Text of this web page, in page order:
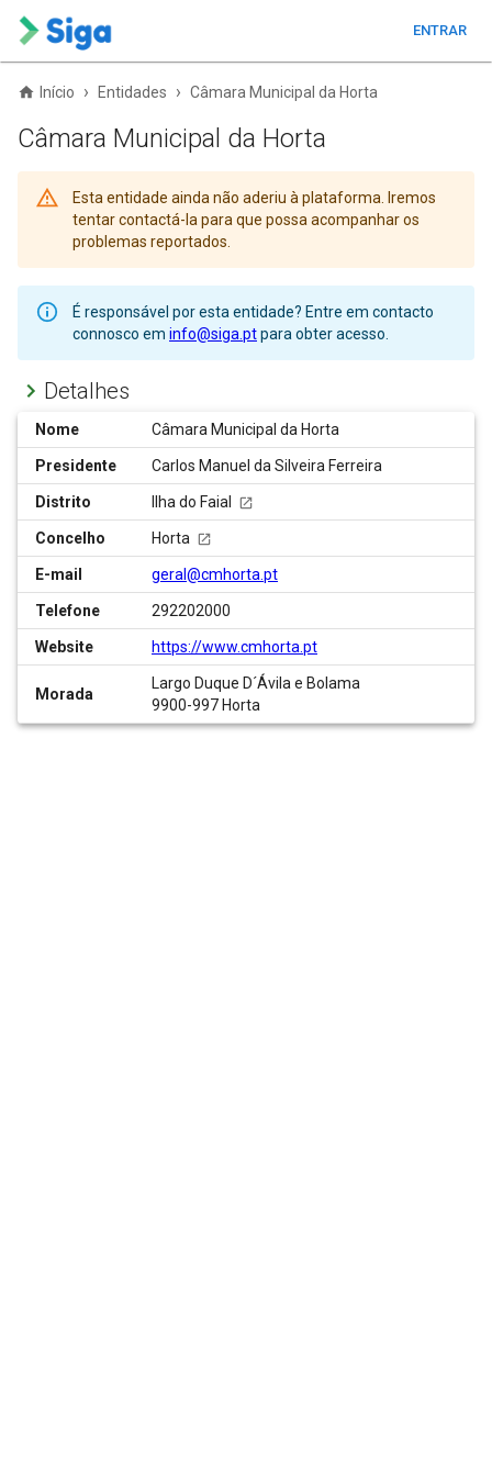
ENTRAR
Início › Entidades › Câmara Municipal da Horta
Câmara Municipal da Horta
Esta entidade ainda não aderiu à plataforma. Iremos
tentar contactá-la para que possa acompanhar os
problemas reportados.
É responsável por esta entidade? Entre em contacto
connosco em info@siga.ptpara obter acesso.
Detalhes
Nome Câmara Municipal da Horta
Presidente Carlos Manuel da Silveira Ferreira
Distrito Ilha do Faial
Concelho Horta
E-mail geral@cmhorta.pt
Telefone 292202000
Website https://www.cmhorta.pt
Morada
Largo Duque D´Ávila e Bolama
9900-997 Horta